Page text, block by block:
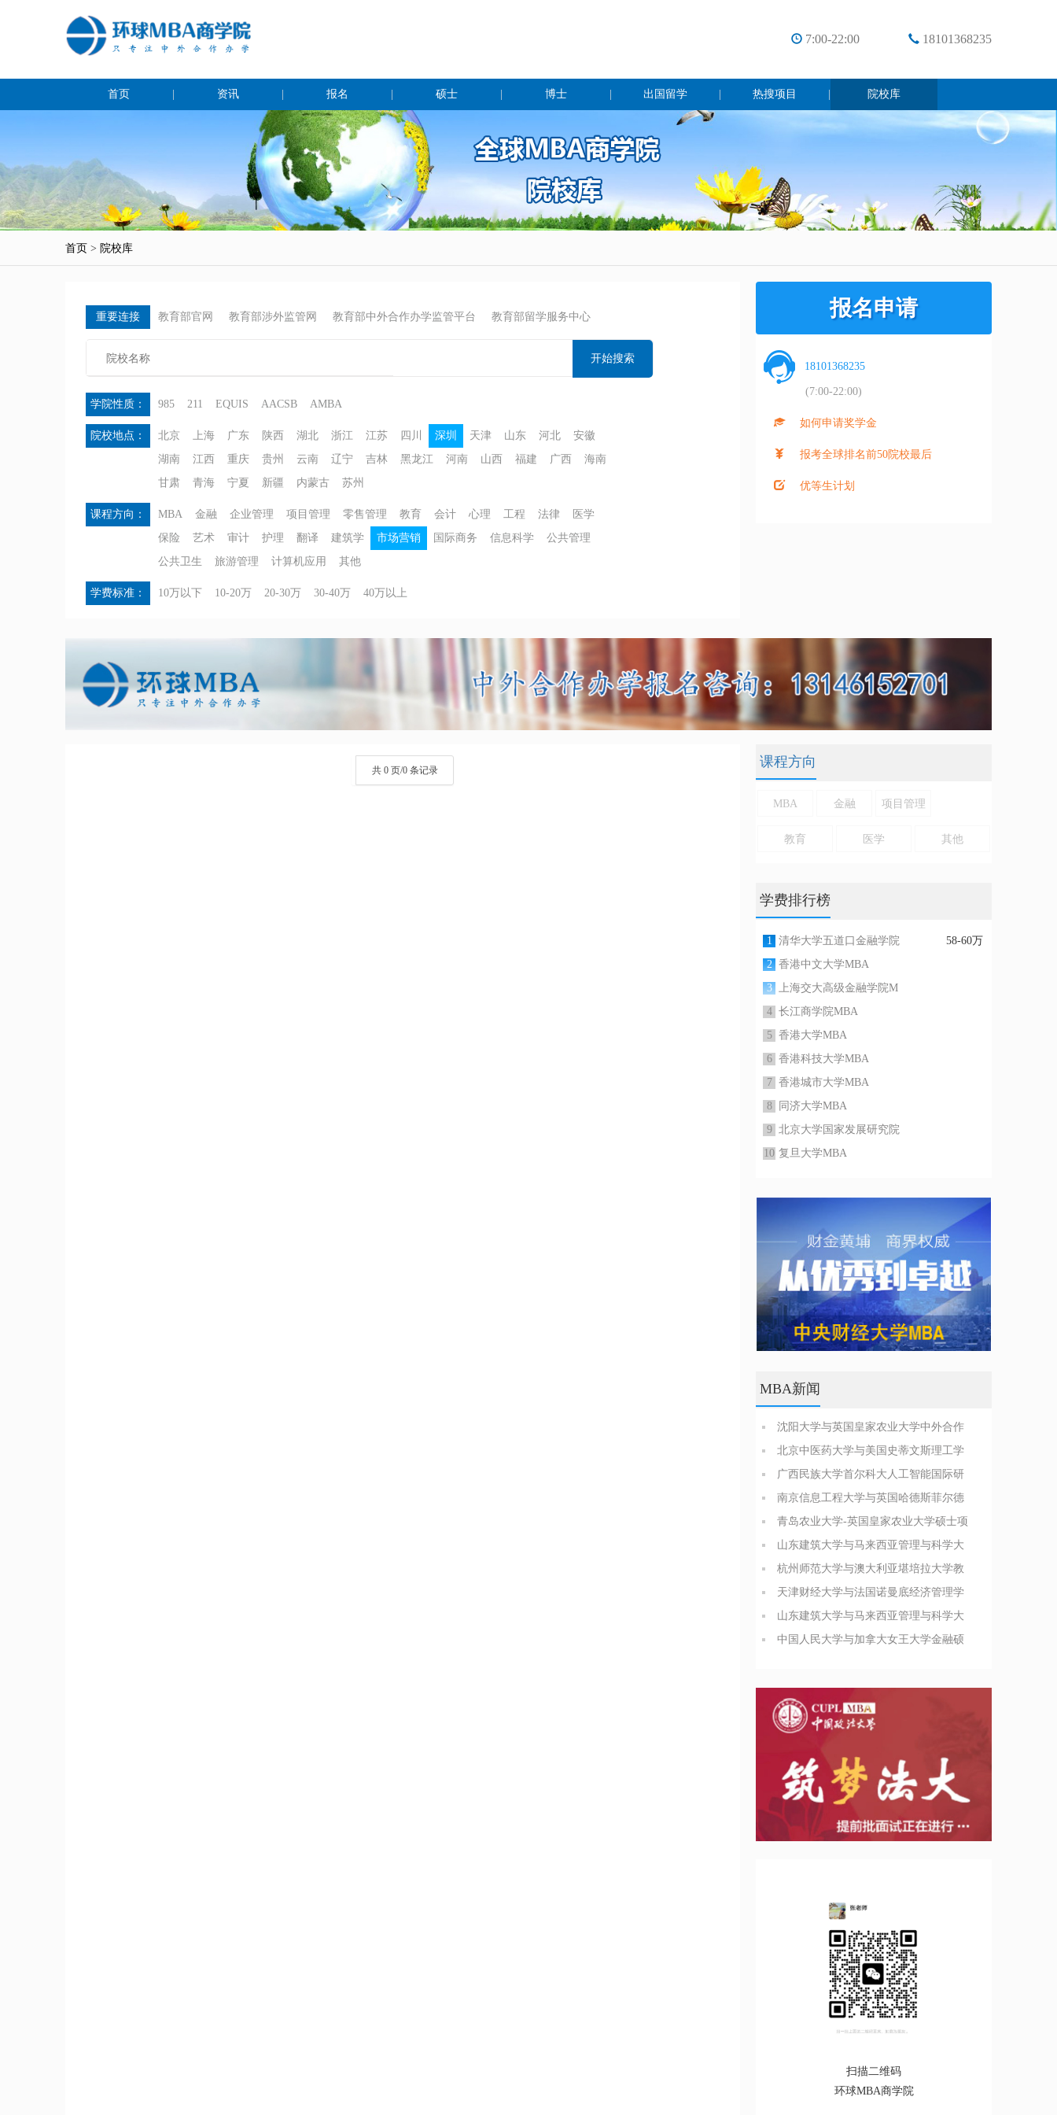
7:00-22:00 18101368235
首页 资讯 报名 硕士 博士 出国留学 热搜项目 院校库
首页 > 院校库
重要连接 教育部官网 教育部涉外监管网 教育部中外合作办学监管平台 教育部留学服务中心
开始搜索
学院性质： 985 211 EQUIS AACSB AMBA
院校地点： 北京 上海 广东 陕西 湖北 浙江 江苏 四川 深圳 天津 山东 河北
安徽
湖南
江西 重庆 贵州 云南 辽宁 吉林 黑龙江 河南 山西 福建 广西
海南
甘肃
青海 宁夏 新疆 内蒙古 苏州
课程方向： MBA 金融 企业管理 项目管理 零售管理 教育 会计 心理 工程 法律
医学
保险
艺术 审计 护理 翻译 建筑学 市场营销 国际商务 信息科学
公共管理
公共卫生
旅游管理 计算机应用 其他
学费标准： 10万以下 10-20万 20-30万 30-40万 40万以上
报名申请
18101368235
(7:00-22:00)
如何申请奖学金
报考全球排名前50院校最后
优等生计划
共 0 页/0 条记录
课程方向
MBA 金融 项目管理
教育 医学 其他
学费排行榜
1 清华大学五道口金融学院
58-60万
2 香港中文大学MBA
3 上海交大高级金融学院M
4 长江商学院MBA
5 香港大学MBA
6 香港科技大学MBA
7 香港城市大学MBA
8
同济大学MBA
9 北京大学国家发展研究院
10 复旦大学MBA
MBA新闻
沈阳大学与英国皇家农业大学中外合作
办学博士（PhD）简章
北京中医药大学与美国史蒂文斯理工学
院医疗健康领导力与管理硕士
广西民族大学首尔科大人工智能国际研
究生院合办硕士招生简章
南京信息工程大学与英国哈德斯菲尔德
大学合办博士项目简介
青岛农业大学-英国皇家农业大学硕士项
目招生简章
山东建筑大学与马来西亚管理与科学大
学管理科学硕士招生简章
杭州师范大学与澳大利亚堪培拉大学教
育领导与管理硕士简章
天津财经大学与法国诺曼底经济管理学
院工商管理硕士招生简章
山东建筑大学与马来西亚管理与科学大
学管理科学硕士招生简章
中国人民大学与加拿大女王大学金融硕
扫描二维码
环球MBA商学院